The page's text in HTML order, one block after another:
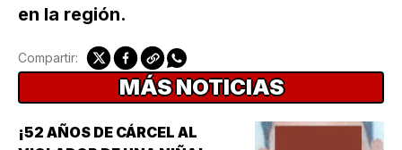
en la región.
Compartir:
MÁS NOTICIAS
¡52 AÑOS DE CÁRCEL AL